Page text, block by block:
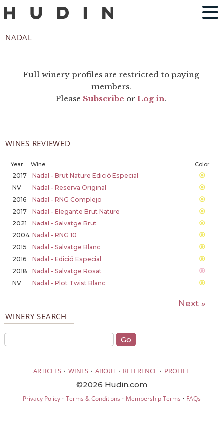
NADAL
Full winery profiles are restricted to paying
members.
Please Subscribe orLog in.
WINES REVIEWED
Year Wine Color
2017
Nadal - Brut Nature Edició Especial
NV
Nadal - Reserva Original
2016
Nadal - RNG Complejo
2017
Nadal - Elegante Brut Nature
2021
Nadal - Salvatge Brut
2004 Nadal - RNG 10
2015
Nadal - Salvatge Blanc
2016
Nadal - Edició Especial
2018
Nadal - Salvatge Rosat
NV
Nadal - Plot Twist Blanc
Next »
WINERY SEARCH
ARTICLES · WINES · ABOUT · REFERENCE · PROFILE
©2026 Hudin.com
Privacy Policy· Terms & Conditions · Membership Terms · FAQs